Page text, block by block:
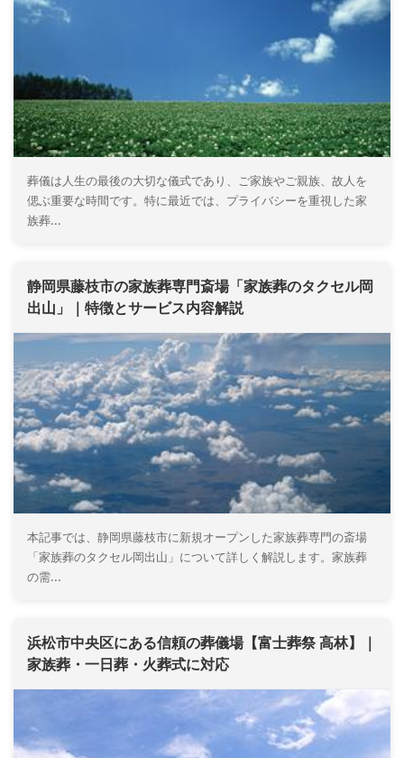
葬儀は人生の最後の大切な儀式であり、ご家族やご親族、故人を
偲ぶ重要な時間です。特に最近では、プライバシーを重視した家
族葬...
静岡県藤枝市の家族葬専門斎場「家族葬のタクセル岡
出山」｜特徴とサービス内容解説
本記事では、静岡県藤枝市に新規オープンした家族葬専門の斎場
「家族葬のタクセル岡出山」について詳しく解説します。家族葬
の需...
浜松市中央区にある信頼の葬儀場【富士葬祭 高林】｜
家族葬・一日葬・火葬式に対応